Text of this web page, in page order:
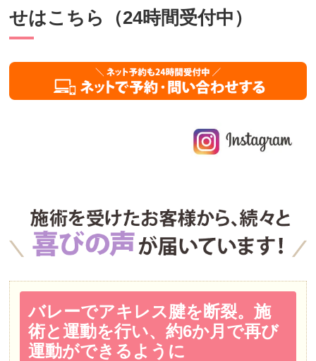
せはこちら（24時間受付中）
バレーでアキレス腱を断裂。施
術と運動を行い、約6か月で再び
運動ができるように